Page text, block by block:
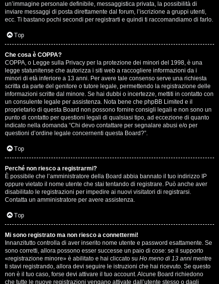
A
r
g
o
m
e
n
t
i
s
e
n
z
a
un’immagine personale definibile, messaggistica privata, la possibilità di
inviare messaggi di posta direttamente dal forum, l’iscrizione a gruppi utenti,
ecc. Ti bastano pochi secondi per registrarti e quindi ti raccomandiamo di farlo.
Top
Che cosa è COPPA?
COPPA, o Legge sulla Privacy per la protezione dei minori del 1998, è una
legge statunitense che autorizza i siti web a raccogliere informazioni da i
minori di età inferiore a 13 anni. Per avere tale consenso serve una richiesta
scritta da parte del genitore o tutore legale, permettendo la registrazione delle
informazioni scritte dal minore. Se hai dubbi o incertezze, mettiti in contatto con
un consulente legale per assistenza. Nota bene che phpBB Limited e il
proprietario di questa Board non possono fornire consigli legali e non sono un
punto di contatto per questioni legali di qualsiasi tipo, ad eccezione di quanto
indicato nella domanda “Chi devo contattare per segnalare abusi e/o per
questioni d’ordine legale concernenti questa Board?”.
Top
Perché non riesco a registrarmi?
È possibile che l’amministratore della Board abbia bannato il tuo indirizzo IP
oppure vietato il nome utente che stai tentando di registrare. Può anche aver
disabilitato le registrazioni per impedire ai nuovi visitatori di registrarsi.
Contatta un amministratore per avere assistenza.
Top
Mi sono registrato ma non riesco a connettermi!
Innanzitutto controlla di aver inserito nome utente e password esattamente. Se
sono corretti, allora possono esser successe un paio di cose: se il supporto
«registrazione minore» è abilitato e hai cliccato su Ho meno di 13 anni mentre
ti stavi registrando, allora devi seguire le istruzioni che hai ricevuto. Se questo
non è il tuo caso, forse devi attivare il tuo account. Alcune Board richiedono
che tutte le nuove registrazioni vengano attivate dall’utente stesso o dagli
T
o
p
i
c
A
t
t
i
v
i
G
i
g